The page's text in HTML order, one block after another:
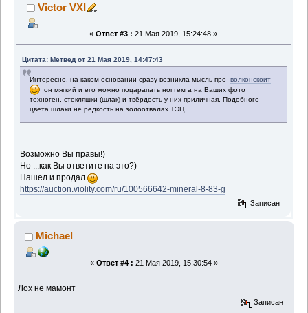
Victor VXI
« Ответ #3 : 21 Мая 2019, 15:24:48 »
Цитата: Метвед от 21 Мая 2019, 14:47:43
Интересно, на каком основании сразу возникла мысль проволконскоит
он мягкий и его можно поцарапать ногтем а на Ваших фото
техноген, стекляшки (шлак) и твёрдость у них приличная. Подобного
цвета шлаки не редкость на золоотвалах ТЭЦ.
Возможно Вы правы!)
Но ...как Вы ответите на это?)
Нашел и продал
https://auction.violity.com/ru/100566642-mineral-8-83-g
Записан
Michael
« Ответ #4 : 21 Мая 2019, 15:30:54 »
Лох не мамонт
Записан